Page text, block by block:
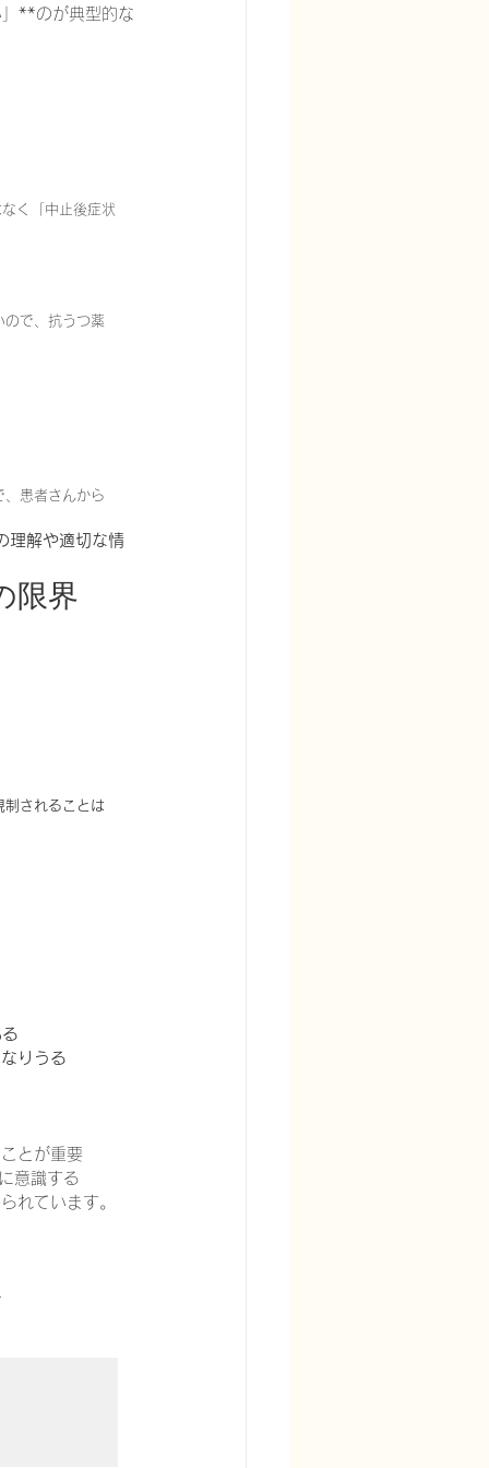
**のが典型的な
く「中止後症状
ので、抗うつ薬
、患者さんから
理解や適切な情
限界
制されることは
りうる
とが重要
意識する
れています。